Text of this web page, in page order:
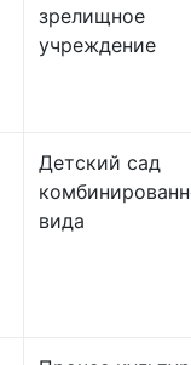
зрелищное
учреждение
Детский сад
вида